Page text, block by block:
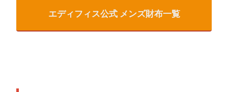
エディフィス公式 メンズ財布一覧